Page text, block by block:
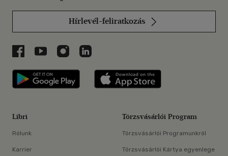
Hírlevél-feliratkozás
Libri a Facebookon
Libri a Youtube-on
Libri az Instagramon
Libri a LinkedInen
Libri applikáció Szerezd meg: Google
Libri
Rólunk
Karrier
Törzsvásárlói Program
Törzsvásárlói Programunkról
Törzsvásárlói Kártya egyenlege